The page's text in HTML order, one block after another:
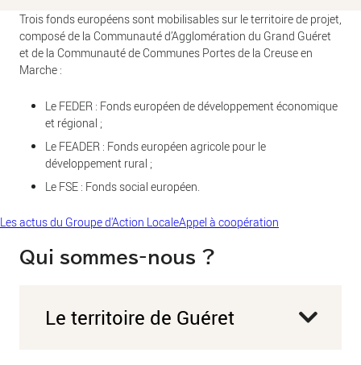
Trois fonds européens sont mobilisables sur le territoire de projet,
composé de la Communauté d’Agglomération du Grand Guéret
et de la Communauté de Communes Portes de la Creuse en
Marche :
Le FEDER : Fonds européen de développement économique
et régional ;
Le FEADER : Fonds européen agricole pour le
développement rural ;
Le FSE : Fonds social européen.
Les actus du Groupe d'Action LocaleAppel à coopération
Qui sommes-nous ?
Le territoire de Guéret